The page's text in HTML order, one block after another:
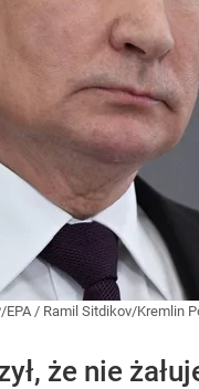
EPA/ Ramil Sitdikov/Kremlin
że nie